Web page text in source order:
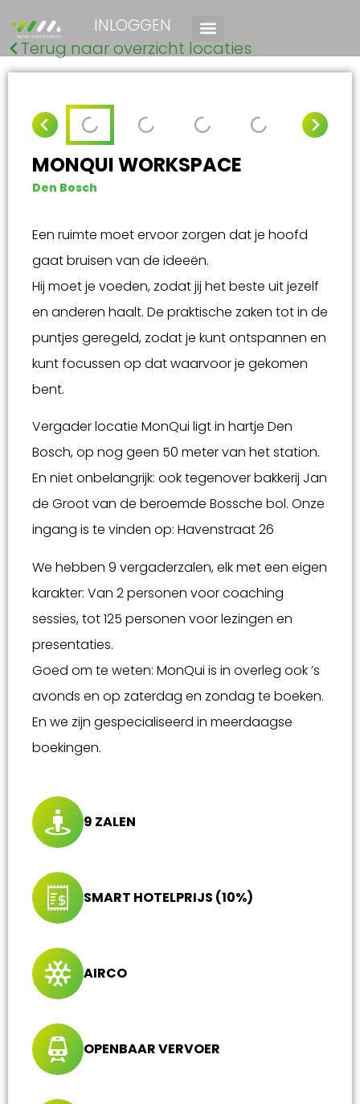
INLOGGEN
Terug naar overzicht locaties
MONQUI WORKSPACE
Den Bosch
Een ruimte moet ervoor zorgen dat je hoofd
gaat bruisen van de ideeën.
Hij moet je voeden, zodat jij het beste uit jezelf
en anderen haalt. De praktische zaken tot in de
puntjes geregeld, zodat je kunt ontspannen en
kunt focussen op dat waarvoor je gekomen
bent.
Vergader locatie MonQui ligt in hartje Den
Bosch, op nog geen 50 meter van het station.
En niet onbelangrijk: ook tegenover bakkerij Jan
de Groot van de beroemde Bossche bol. Onze
ingang is te vinden op: Havenstraat 26
We hebben 9 vergaderzalen, elk met een eigen
karakter: Van 2 personen voor coaching
sessies, tot 125 personen voor lezingen en
presentaties.
Goed om te weten: MonQui is in overleg ook ’s
avonds en op zaterdag en zondag te boeken.
En we zijn gespecialiseerd in meerdaagse
boekingen.
9 ZALEN
SMART HOTELPRIJS (10%)
AIRCO
OPENBAAR VERVOER